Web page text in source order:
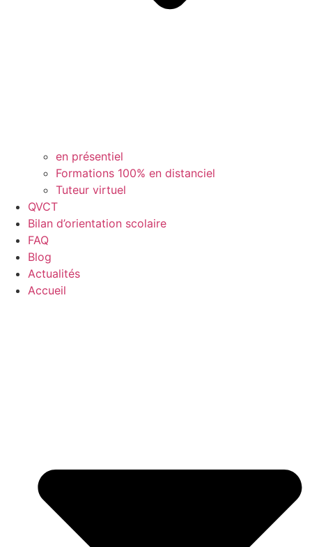
en présentiel
Formations 100% en distanciel
Tuteur virtuel
QVCT
Bilan d’orientation scolaire
FAQ
Blog
Actualités
Accueil